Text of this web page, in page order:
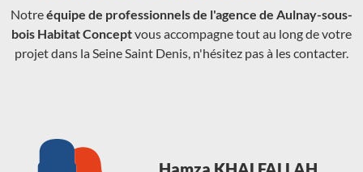
Notreéquipe de professionnels de l'agence de Aulnay-sous-
bois Habitat Conceptvous accompagne tout au long de votre
projet dans la Seine Saint Denis, n'hésitez pas à les contacter.